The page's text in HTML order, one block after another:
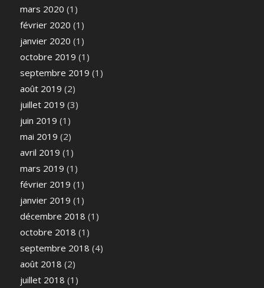
mars 2020 (1)
février 2020 (1)
janvier 2020 (1)
octobre 2019 (1)
septembre 2019 (1)
août 2019 (2)
juillet 2019 (3)
juin 2019 (1)
mai 2019 (2)
avril 2019 (1)
mars 2019 (1)
février 2019 (1)
janvier 2019 (1)
décembre 2018 (1)
octobre 2018 (1)
septembre 2018 (4)
août 2018 (2)
juillet 2018 (1)